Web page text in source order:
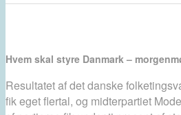
Hvem skal styre Danmark –
Resultatet af det danske
fik eget flertal, og midterpartiet